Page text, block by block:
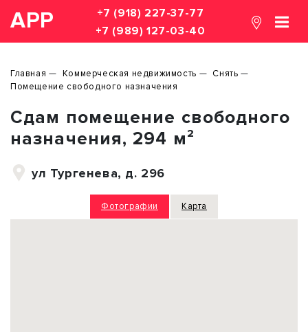
АРР
+7 (918) 227-37-77
+7 (989) 127-03-40
Главная Коммерческая недвижимость
Снять
Помещение свободного назначения
Сдам помещение свободного
назначения, 294 м²
ул Тургенева, д. 296
Фотографии Карта